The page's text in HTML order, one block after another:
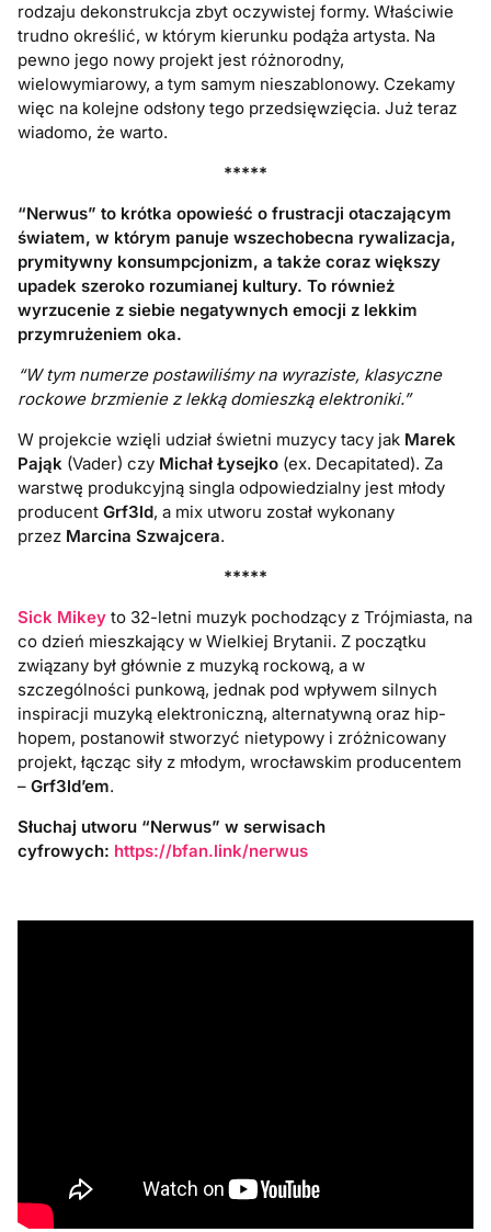
rodzaju dekonstrukcja zbyt oczywistej formy. Właściwie
trudno określić, w którym kierunku podąża artysta. Na
pewno jego nowy projekt jest różnorodny,
wielowymiarowy, a tym samym nieszablonowy. Czekamy
więc na kolejne odsłony tego przedsięwzięcia. Już teraz
wiadomo, że warto.
*****
“Nerwus” to krótka opowieść o frustracji otaczającym
światem, w którym panuje wszechobecna rywalizacja,
prymitywny konsumpcjonizm, a także coraz większy
upadek szeroko rozumianej kultury. To również
wyrzucenie z siebie negatywnych emocji z lekkim
przymrużeniem oka.
“W tym numerze postawiliśmy na wyraziste, klasyczne
rockowe brzmienie z lekką domieszką elektroniki.”
W projekcie wzięli udział świetni muzycy tacy jak Marek
Pająk (Vader) czy Michał Łysejko (ex. Decapitated). Za
warstwę produkcyjną singla odpowiedzialny jest młody
producentGrf3ld, a mix utworu został wykonany
przez Marcina Szwajcera.
*****
Sick Mikey to 32-letni muzyk pochodzący z Trójmiasta, na
co dzień mieszkający w Wielkiej Brytanii. Z początku
związany był głównie z muzyką rockową, a w
szczególności punkową, jednak pod wpływem silnych
inspiracji muzyką elektroniczną, alternatywną oraz hip-
hopem, postanowił stworzyć nietypowy i zróżnicowany
projekt, łącząc siły z młodym, wrocławskim producentem
–Grf3ld’em.
Słuchaj utworu “Nerwus” w serwisach
cyfrowych: https://bfan.link/nerwus